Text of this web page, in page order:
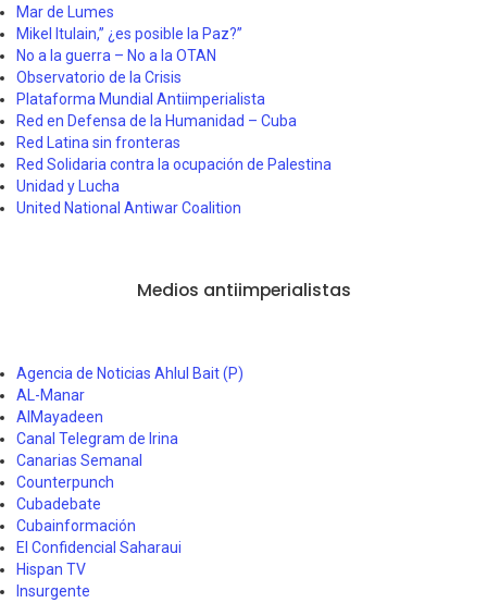
Mar de Lumes
Mikel Itulain,” ¿es posible la Paz?”
No a la guerra – No a la OTAN
Observatorio de la Crisis
Plataforma Mundial Antiimperialista
Red en Defensa de la Humanidad – Cuba
Red Latina sin fronteras
Red Solidaria contra la ocupación de Palestina
Unidad y Lucha
United National Antiwar Coalition
Medios antiimperialistas
Agencia de Noticias Ahlul Bait (P)
AL-Manar
AlMayadeen
Canal Telegram de Irina
Canarias Semanal
Counterpunch
Cubadebate
Cubainformación
El Confidencial Saharaui
Hispan TV
Insurgente